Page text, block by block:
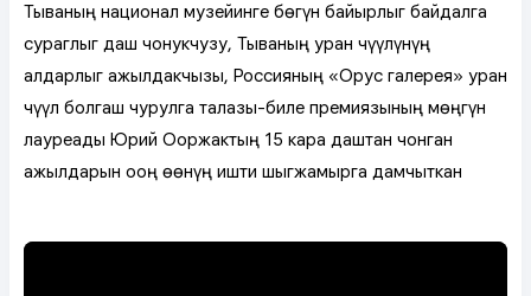
Тываның национал музейинге бөгүн байырлыг байдалга
сураглыг даш чонукчузу, Тываның уран чүүлүнүң
алдарлыг ажылдакчызы, Россияның «Орус галерея» уран
чүүл болгаш чурулга талазы-биле премиязының мөңгүн
лауреады Юрий Ооржактың 15 кара даштан чонган
ажылдарын ооң өөнүң ишти шыгжамырга дамчыткан